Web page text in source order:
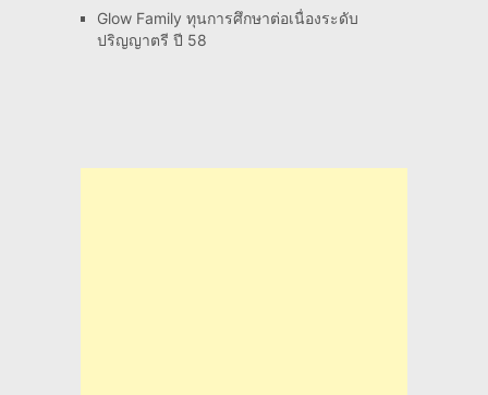
Glow Family ทุนการศึกษาต่อเนื่องระดับ
ปริญญาตรี ปี 58